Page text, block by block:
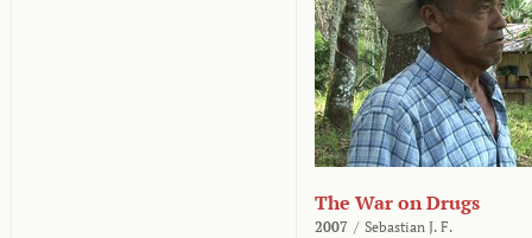
The War on Drugs
2007 / Sebastian J. F.